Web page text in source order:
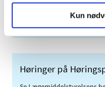
Kun
Sikkerhedsmeddelelser
(med søgefunktion)
Høringer på